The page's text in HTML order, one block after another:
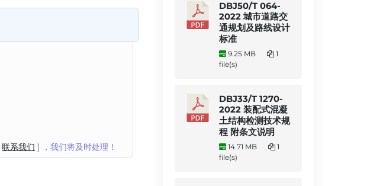
联系我们 ] ，我们将及时处理！
DBJ50/T 064-
2022 城市道路交
通规划及路线设计
标准
9.25 MB
1
file(s)
DBJ33/T 1270-
2022 装配式混凝
土结构检测技术规
程 附条文说明
14.71 MB
1
file(s)